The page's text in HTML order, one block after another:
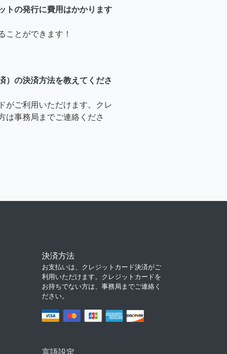
トの発行に費用はかかります
ことができます！
）の決済方法を教えてくださ
がご利用いただけます。クレ
は事務局までご連絡くださ
決済方法
お支払いは、クレジットカード決済がご
利用いただけます。クレジットカードを
お持ちでない方は、事務局までご連絡く
ださい。
言語設定